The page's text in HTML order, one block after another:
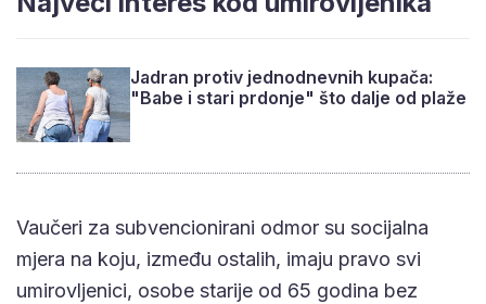
Jadran protiv jednodnevnih kupača:
"Babe i stari prdonje" što dalje od plaže
Vaučeri za subvencionirani odmor su socijalna
mjera na koju, između ostalih, imaju pravo svi
umirovljenici, osobe starije od 65 godina bez